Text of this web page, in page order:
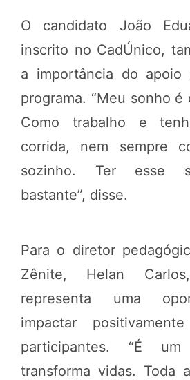
O candidato João
inscrito no CadÚnico,
a importância do apoio
programa. “Meu sonho é
Como trabalho e
corrida, nem sempre
sozinho. Ter esse
bastante”, disse.
Para o diretor
Zênite, Helan
representa uma
impactar
participantes. “É
transforma vidas. Toda